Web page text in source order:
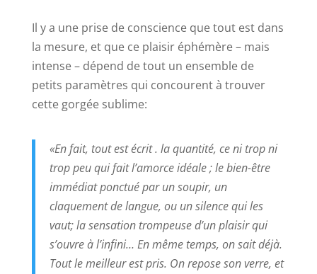
Il y a une prise de conscience que tout est dans
la mesure, et que ce plaisir éphémère – mais
intense – dépend de tout un ensemble de
petits paramètres qui concourent à trouver
cette gorgée sublime:
«En fait, tout est écrit . la quantité, ce ni trop ni
trop peu qui fait l’amorce idéale ; le bien-être
immédiat ponctué par un soupir, un
claquement de langue, ou un silence qui les
vaut; la sensation trompeuse d’un plaisir qui
s’ouvre à l’infini… En même temps, on sait déjà.
Tout le meilleur est pris. On repose son verre, et